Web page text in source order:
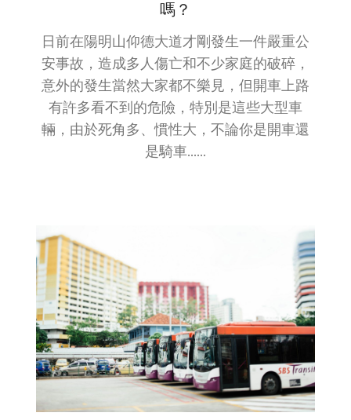
嗎？
日前在陽明山仰德大道才剛發生一件嚴重公
安事故，造成多人傷亡和不少家庭的破碎，
意外的發生當然大家都不樂見，但開車上路
有許多看不到的危險，特別是這些大型車
輛，由於死角多、慣性大，不論你是開車還
是騎車......